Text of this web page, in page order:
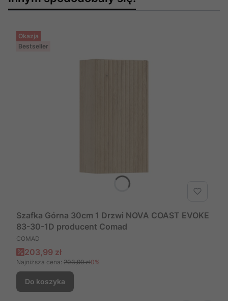
Okazja
Bestseller
Szafka Górna 30cm 1 Drzwi NOVA COAST EVOKE
83-30-1D producent Comad
PRODUCENT
COMAD
Cena promocyjna
203,99 zł
Najniższa cena: 203,99 zł0%
Do koszyka